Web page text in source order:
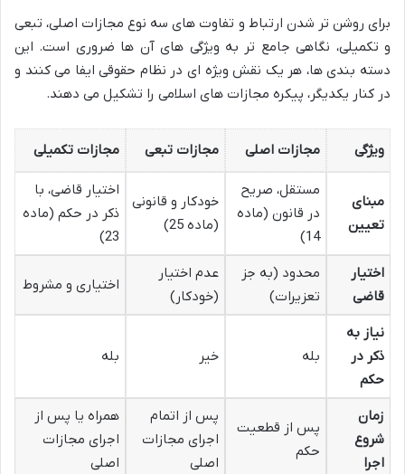
برای روشن تر شدن ارتباط و تفاوت های سه نوع مجازات اصلی، تبعی
و تکمیلی، نگاهی جامع تر به ویژگی های آن ها ضروری است. این
دسته بندی ها، هر یک نقش ویژه ای در نظام حقوقی ایفا می کنند و
در کنار یکدیگر، پیکره مجازات های اسلامی را تشکیل می دهند.
ویژگی مجازات اصلی مجازات تبعی مجازات تکمیلی
مبنای
تعیین
مستقل، صریح
در قانون (ماده
14)
خودکار و قانونی
(ماده 25)
اختیار قاضی، با
ذکر در حکم (ماده
23)
اختیار
قاضی
محدود (به جز
تعزیرات)
عدم اختیار
(خودکار)
اختیاری و مشروط
نیاز به
ذکر در
حکم
بله خیر بله
زمان
شروع
اجرا
پس از قطعیت
حکم
پس از اتمام
اجرای مجازات
اصلی
همراه یا پس از
اجرای مجازات
اصلی